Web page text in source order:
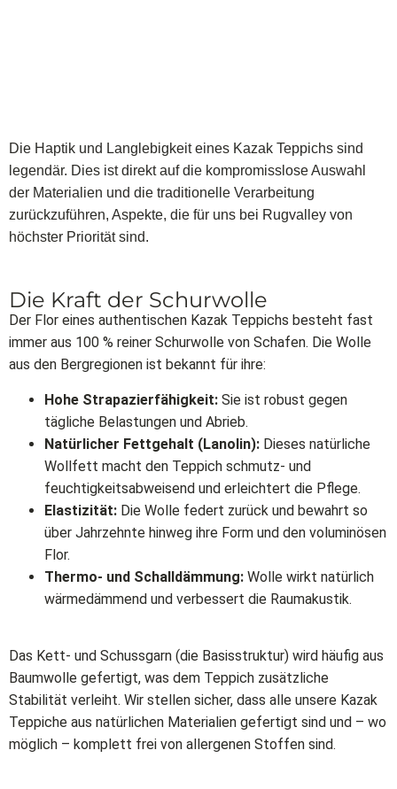
Die Haptik und Langlebigkeit eines Kazak Teppichs sind
legendär. Dies ist direkt auf die kompromisslose Auswahl
der Materialien und die traditionelle Verarbeitung
zurückzuführen, Aspekte, die für uns bei Rugvalley von
höchster Priorität sind.
Die Kraft der Schurwolle
Der Flor eines authentischen Kazak Teppichs besteht fast
immer aus 100 % reiner Schurwolle von Schafen. Die Wolle
aus den Bergregionen ist bekannt für ihre:
Hohe Strapazierfähigkeit: Sie ist robust gegen
tägliche Belastungen und Abrieb.
Natürlicher Fettgehalt (Lanolin): Dieses natürliche
Wollfett macht den Teppich schmutz- und
feuchtigkeitsabweisend und erleichtert die Pflege.
Elastizität: Die Wolle federt zurück und bewahrt so
über Jahrzehnte hinweg ihre Form und den voluminösen
Flor.
Thermo- und Schalldämmung: Wolle wirkt natürlich
wärmedämmend und verbessert die Raumakustik.
Das Kett- und Schussgarn (die Basisstruktur) wird häufig aus
Baumwolle gefertigt, was dem Teppich zusätzliche
Stabilität verleiht. Wir stellen sicher, dass alle unsere Kazak
Teppiche aus natürlichen Materialien gefertigt sind und – wo
möglich – komplett frei von allergenen Stoffen sind.